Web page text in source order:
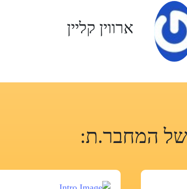
ארווין קליין
המחבר.ת: